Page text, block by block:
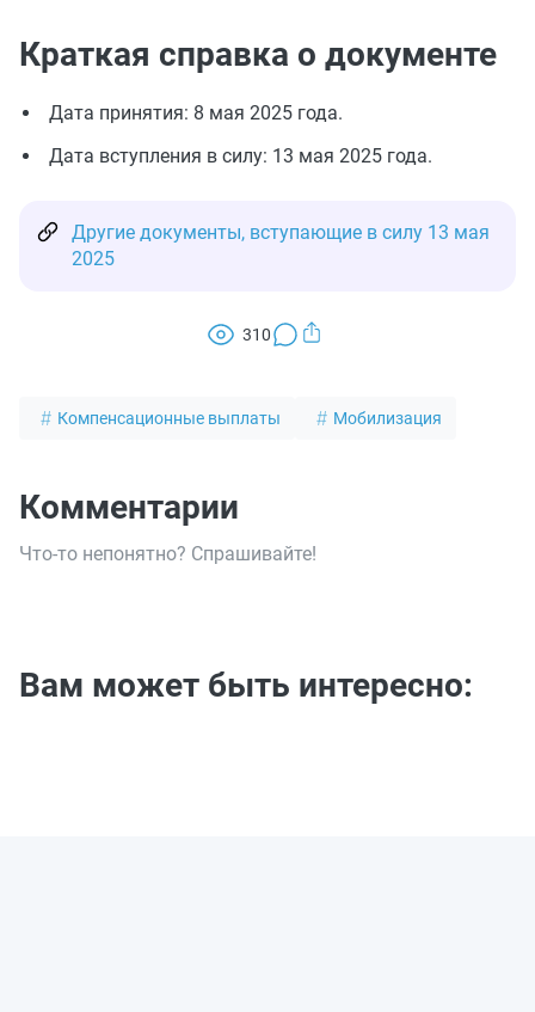
Краткая справка о документе
Дата принятия: 8 мая 2025 года.
Дата вступления в силу: 13 мая 2025 года.
Другие документы, вступающие в силу 13 мая
2025
310
Компенсационные выплаты Мобилизация
Комментарии
Что-то непонятно? Спрашивайте!
Вам может быть интересно: